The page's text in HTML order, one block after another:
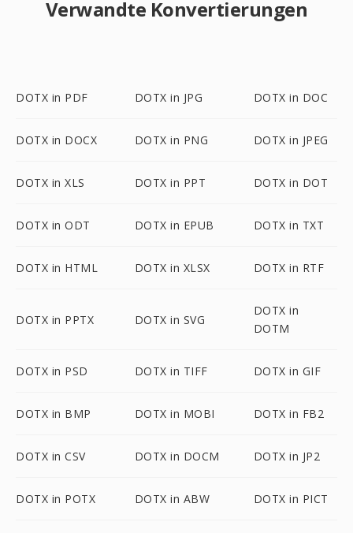
Verwandte Konvertierungen
DOTX in PDF DOTX in JPG DOTX in DOC
DOTX in DOCX DOTX in PNG DOTX in JPEG
DOTX in XLS DOTX in PPT DOTX in DOT
DOTX in ODT DOTX in EPUB DOTX in TXT
DOTX in HTML DOTX in XLSX DOTX in RTF
DOTX in PPTX DOTX in SVG
DOTX in
DOTM
DOTX in PSD DOTX in TIFF DOTX in GIF
DOTX in BMP DOTX in MOBI DOTX in FB2
DOTX in CSV DOTX in DOCM DOTX in JP2
DOTX in POTX DOTX in ABW DOTX in PICT